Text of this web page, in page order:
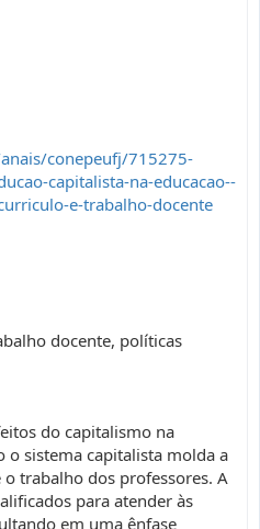
conepeufj/715275-
capitalista-na-educacao--
e-trabalho-docente
docente, políticas
do capitalismo na
o sistema capitalista molda a
trabalho dos professores. A
para atender às
em uma ênfase